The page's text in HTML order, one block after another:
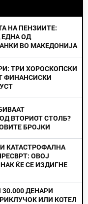
НА ПЕНЗИИТЕ:
ЕДНА ОД
ВО МАКЕДОНИЈА
ТРИ ХОРОСКОПСКИ
ФИНАНСИСКИ
ВТОРИОТ СТОЛБ?
БРОЈКИ
КАТАСТРОФАЛНА
ОВОЈ
ЌЕ СЕ ИЗДИГНЕ
ДЕНАРИ
ИЛИ КОТЕЛ